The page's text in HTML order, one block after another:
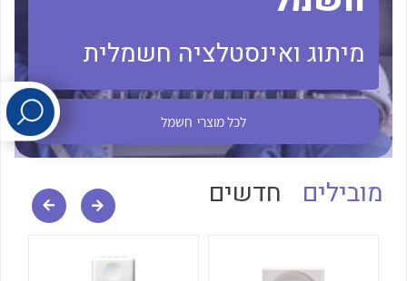
לכל מוצרי היצרן לכל מוצרי היצרן
לכל מוצרי היצרן
מיתוג ואינסטלציה חשמלית
לכל מוצרי חשמל
מובילים חדשים